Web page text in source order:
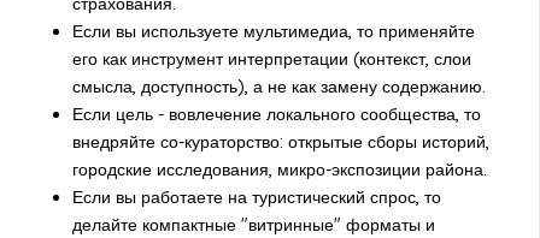
Если вы используете мультимедиа, то применяйте
его как инструмент интерпретации (контекст, слои
смысла, доступность), а не как замену содержанию.
Если цель - вовлечение локального сообщества, то
внедряйте со-кураторство: открытые сборы историй,
городские исследования, микро-экспозиции района.
Если вы работаете на туристический спрос, то
делайте компактные "витринные" форматы и